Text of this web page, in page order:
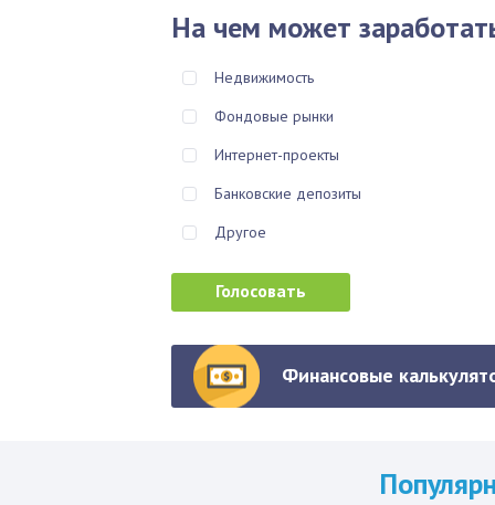
На чем может
Недвижимость
Фондовые рынки
Интернет-проекты
Банковские депозиты
Другое
Финансовые